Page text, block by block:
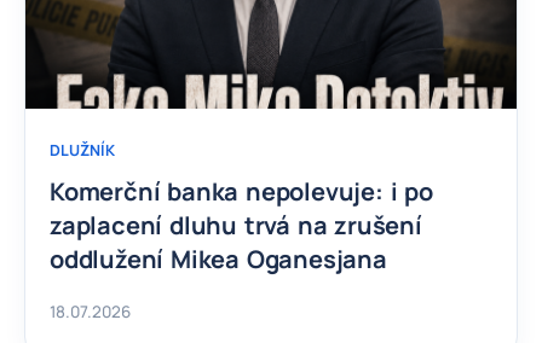
DLUŽNÍK
Komerční banka nepolevuje: i po
zaplacení dluhu trvá na zrušení
oddlužení Mikea Oganesjana
18.07.2026